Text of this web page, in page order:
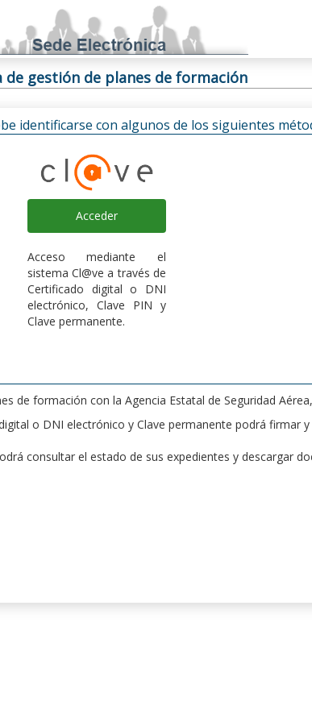
de gestión de planes de formación
identificarse con algunos de los siguientes
Acceder
Acceso mediante el
sistema Cl@ve a través de
Certificado digital o DNI
electrónico, Clave PIN y
Clave permanente.
de formación con la Agencia Estatal de Seguridad
o DNI electrónico y Clave permanente podrá firmar
consultar el estado de sus expedientes y descargar